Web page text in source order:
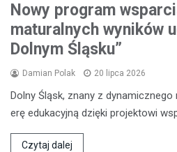
Nowy program
maturalnych wyników
Dolnym Śląsku”
Damian Polak 20 lipca 2026
Dolny Śląsk, znany z
erę edukacyjną dzięki projektowi
Czytaj dalej